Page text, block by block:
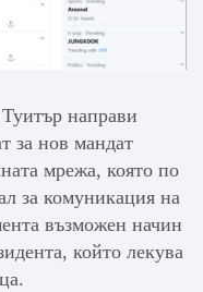
направи
за нов мандат
мрежа, която по
за комуникация на
възможен начин
който лекува